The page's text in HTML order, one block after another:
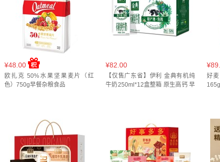
¥48.00
欧扎克 50%水果坚果麦片（红
色）750g早餐杂粮食品
¥82.00
【仅售广东省】伊利 金典有机纯
牛奶250ml*12盒整箱 原生高钙 早
好